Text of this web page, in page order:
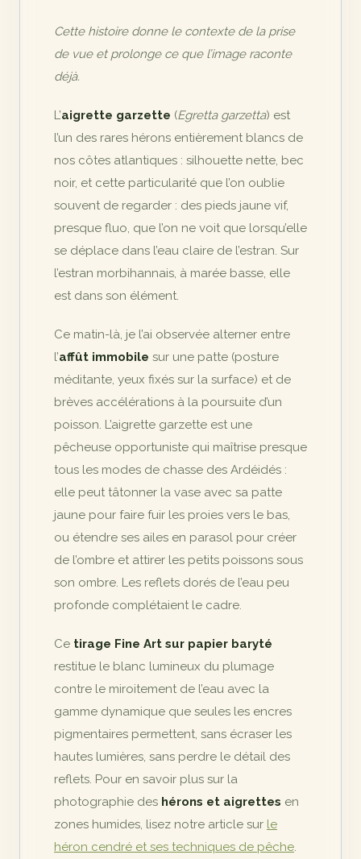
Cette histoire donne le contexte de la prise
de vue et prolonge ce que l’image raconte
déjà.
L’aigrette garzette (Egretta garzetta) est
l’un des rares hérons entièrement blancs de
nos côtes atlantiques : silhouette nette, bec
noir, et cette particularité que l’on oublie
souvent de regarder : des pieds jaune vif,
presque fluo, que l’on ne voit que lorsqu’elle
se déplace dans l’eau claire de l’estran. Sur
l’estran morbihannais, à marée basse, elle
est dans son élément.
Ce matin-là, je l’ai observée alterner entre
l’affût immobile sur une patte (posture
méditante, yeux fixés sur la surface) et de
brèves accélérations à la poursuite d’un
poisson. L’aigrette garzette est une
pêcheuse opportuniste qui maîtrise presque
tous les modes de chasse des Ardéidés :
elle peut tâtonner la vase avec sa patte
jaune pour faire fuir les proies vers le bas,
ou étendre ses ailes en parasol pour créer
de l’ombre et attirer les petits poissons sous
son ombre. Les reflets dorés de l’eau peu
profonde complétaient le cadre.
Ce tirage Fine Art sur papier baryté
restitue le blanc lumineux du plumage
contre le miroitement de l’eau avec la
gamme dynamique que seules les encres
pigmentaires permettent, sans écraser les
hautes lumières, sans perdre le détail des
reflets. Pour en savoir plus sur la
photographie des hérons et aigrettes en
zones humides, lisez notre article sur le
héron cendré et ses techniques de pêche.